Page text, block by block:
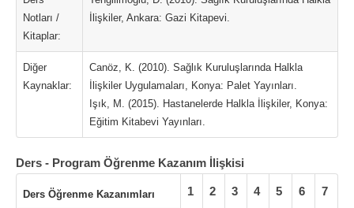
Notları /
Kitaplar:
İlişkiler, Ankara: Gazi Kitapevi.
Diğer
Kaynaklar:
Canöz, K. (2010). Sağlık Kuruluşlarında Halkla
İlişkiler Uygulamaları, Konya: Palet Yayınları.
Işık, M. (2015). Hastanelerde Halkla İlişkiler, Konya:
Eğitim Kitabevi Yayınları.
Ders - Program Öğrenme Kazanım İlişkisi
Ders Öğrenme Kazanımları 1 2 3 4 5 6 7